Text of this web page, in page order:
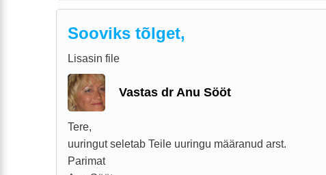
Sooviks tõlget,
Lisasin file
Vastas dr Anu Sööt
Tere,
uuringut seletab Teile uuringu määranud arst.
Parimat